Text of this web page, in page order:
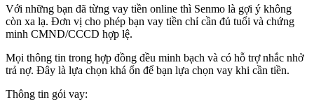
Với những bạn đã từng vay tiền online thì Senmo là gợi ý không
còn xa lạ. Đơn vị cho phép bạn vay tiền chỉ cần đủ tuổi và chứng
minh CMND/CCCD hợp lệ.
Mọi thông tin trong hợp đồng đều minh bạch và có hỗ trợ nhắc nhở
trả nợ. Đây là lựa chọn khá ổn để bạn lựa chọn vay khi cần tiền.
Thông tin gói vay: